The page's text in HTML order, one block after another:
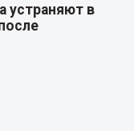
устраняют в